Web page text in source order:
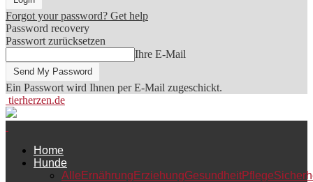
Forgot your password? Get help
Password recovery
Passwort zurücksetzen
Ihre E-Mail
Ein Passwort wird Ihnen per E-Mail zugeschickt.
tierherzen.de
Home
Hunde
Alle Ernährung ErziehungGesundheitPflege